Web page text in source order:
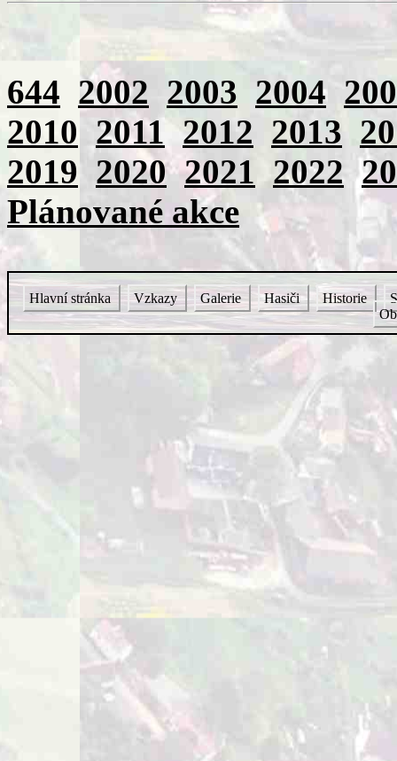
644 2002 2003 2004
2010 2011 2012 2013
2019 2020 2021 2022
Plánované akce
Hlavní stránka Vzkazy Galerie Hasiči Historie